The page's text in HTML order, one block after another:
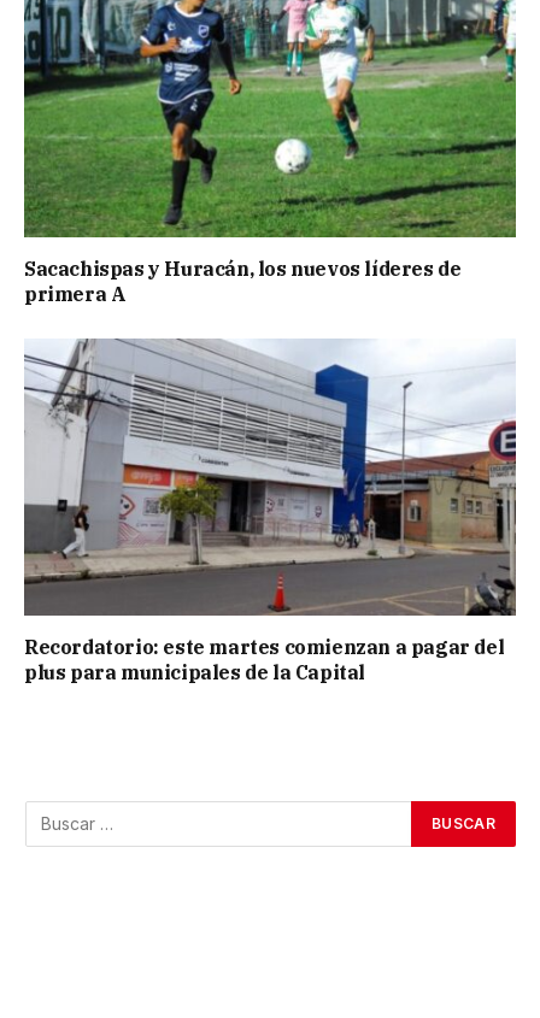
Sacachispas y Huracán, los nuevos líderes de
primera A
Recordatorio: este martes comienzan a pagar del
plus para municipales de la Capital